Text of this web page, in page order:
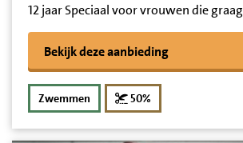
12 jaar Speciaal voor vrouwen die
Bekijk deze aanbieding
Zwemmen 50%